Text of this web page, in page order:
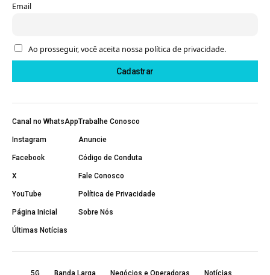
Email
Ao prosseguir, você aceita nossa política de privacidade.
Canal no WhatsApp
Instagram
Facebook
X
YouTube
Página Inicial
Últimas Notícias
Trabalhe Conosco
Anuncie
Código de Conduta
Fale Conosco
Política de Privacidade
Sobre Nós
5G Banda Larga Negócios e Operadoras Notícias